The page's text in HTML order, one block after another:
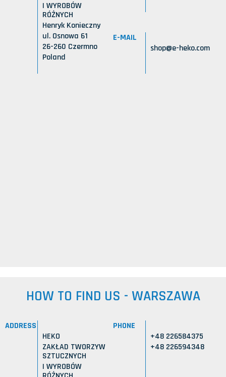
I WYROBÓW
RÓŻNYCH
Henryk Konieczny
ul. Osnowa 61
26-260 Czermno
Poland
E-MAIL
shop@e-heko.com
HOW TO FIND US - WARSZAWA
ADDRESS
HEKO
ZAKŁAD TWORZYW
SZTUCZNYCH
I WYROBÓW
PHONE
+48 226584375
+48 226594348